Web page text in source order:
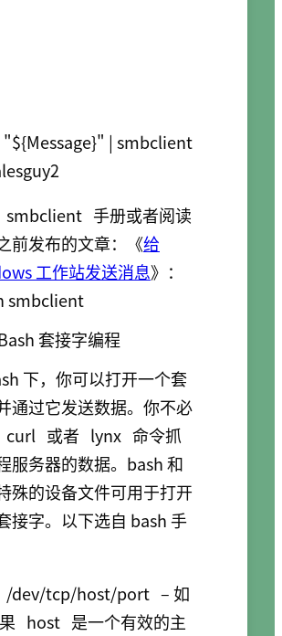
"${Message}" | smbclient
smbclient 手册或者阅读
前发布的文章：《给
工作站发送消息》：
smbclient
套接字编程
下，你可以打开一个套
通过它发送数据。你不必
curl 或者 lynx 命令抓
服务器的数据。bash 和
殊的设备文件可用于打开
接字。以下选自 bash 手
/dev/tcp/host/port – 如
果 host 是一个有效的主